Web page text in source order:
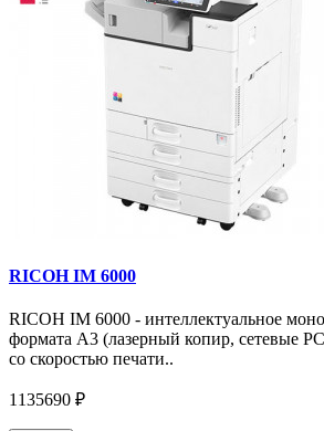
RICOH IM 6000
RICOH IM 6000 - интеллектуальное
формата А3 (лазерный копир, сетевые
со скоростью печати..
1135690 ₽